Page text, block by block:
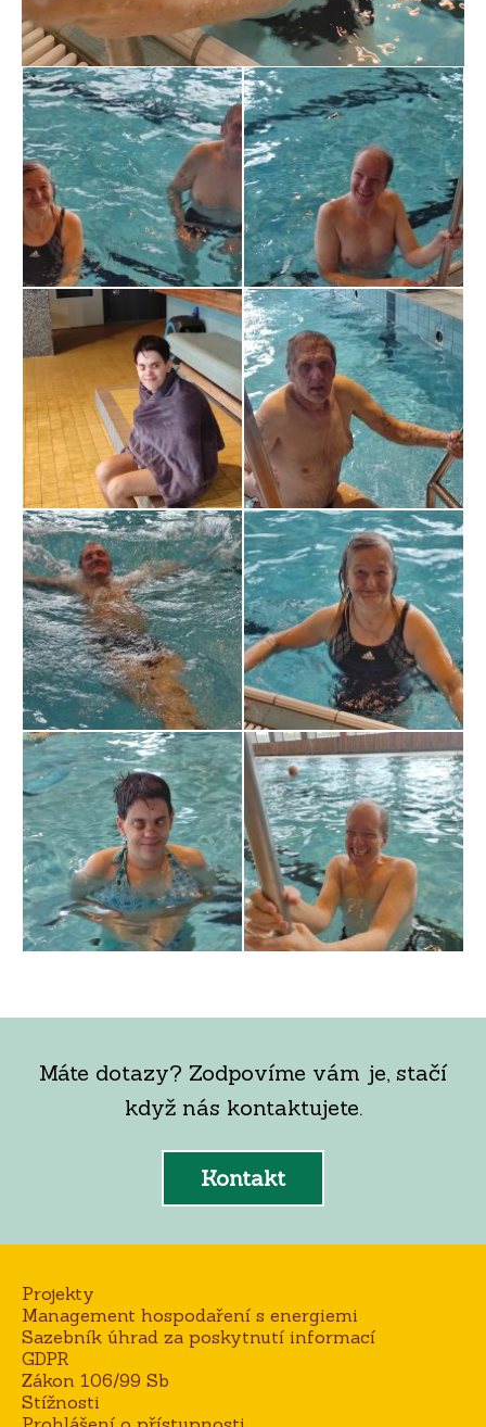
Máte dotazy? Zodpovíme vám je, stačí
když nás kontaktujete.
Kontakt
Projekty
Management hospodaření s energiemi
Sazebník úhrad za poskytnutí informací
GDPR
Zákon 106/99 Sb
Stížnosti